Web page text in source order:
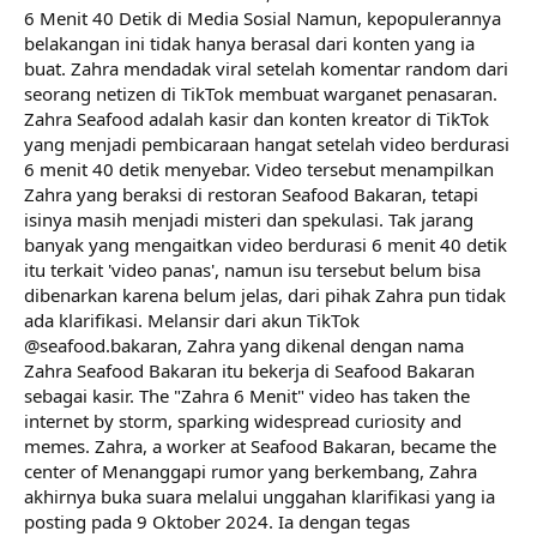
6 Menit 40 Detik di Media Sosial Namun, kepopulerannya
belakangan ini tidak hanya berasal dari konten yang ia
buat. Zahra mendadak viral setelah komentar random dari
seorang netizen di TikTok membuat warganet penasaran.
Zahra Seafood adalah kasir dan konten kreator di TikTok
yang menjadi pembicaraan hangat setelah video berdurasi
6 menit 40 detik menyebar. Video tersebut menampilkan
Zahra yang beraksi di restoran Seafood Bakaran, tetapi
isinya masih menjadi misteri dan spekulasi. Tak jarang
banyak yang mengaitkan video berdurasi 6 menit 40 detik
itu terkait 'video panas', namun isu tersebut belum bisa
dibenarkan karena belum jelas, dari pihak Zahra pun tidak
ada klarifikasi. Melansir dari akun TikTok
@seafood.bakaran, Zahra yang dikenal dengan nama
Zahra Seafood Bakaran itu bekerja di Seafood Bakaran
sebagai kasir. The "Zahra 6 Menit" video has taken the
internet by storm, sparking widespread curiosity and
memes. Zahra, a worker at Seafood Bakaran, became the
center of Menanggapi rumor yang berkembang, Zahra
akhirnya buka suara melalui unggahan klarifikasi yang ia
posting pada 9 Oktober 2024. Ia dengan tegas